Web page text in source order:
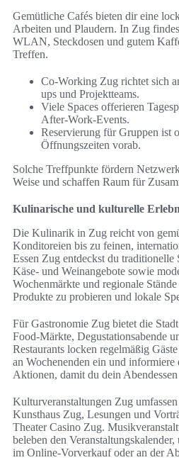
Gemütliche Cafés bieten dir eine
Arbeiten und Plaudern. In Zug
WLAN, Steckdosen und gutem
Treffen.
Co-Working Zug richtet sich
ups und Projektteams.
Viele Spaces offerieren
After-Work-Events.
Reservierung für Gruppen ist
Öffnungszeiten vorab.
Solche Treffpunkte fördern
Weise und schaffen Raum für
Kulinarische und kulturelle
Die Kulinarik in Zug reicht von
Konditoreien bis zu feinen,
Essen Zug entdeckst du
Käse- und Weinangebote sowie
Wochenmärkte und regionale
Produkte zu probieren und lokale
Für Gastronomie Zug bietet die
Food-Märkte, Degustationsabende
Restaurants locken regelmäßig
an Wochenenden ein und informiere
Aktionen, damit du dein
Kulturveranstaltungen Zug
Kunsthaus Zug, Lesungen und
Theater Casino Zug.
beleben den
im Online-Vorverkauf oder an der